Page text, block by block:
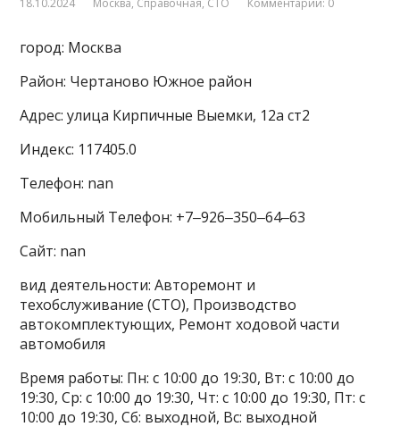
18.10.2024 Москва, Справочная, СТО Комментарии: 0
город: Москва
Район: Чертаново Южное район
Адрес: улица Кирпичные Выемки, 12а ст2
Индекс: 117405.0
Телефон: nan
Мобильный Телефон: +7‒926‒350‒64‒63
Сайт: nan
вид деятельности: Авторемонт и
техобслуживание (СТО), Производство
автокомплектующих, Ремонт ходовой части
автомобиля
Время работы: Пн: с 10:00 до 19:30, Вт: с 10:00 до
19:30, Ср: с 10:00 до 19:30, Чт: с 10:00 до 19:30, Пт: с
10:00 до 19:30, Сб: выходной, Вс: выходной